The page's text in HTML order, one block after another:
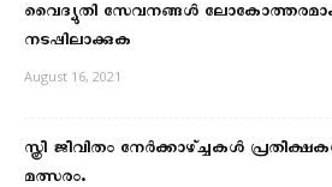
വൈദ്യുതി സേവനങ്ങള്‍
നടപ്പിലാക്കുക
August 16, 2021
സ്ത്രീ ജീവിതം നേർക്കാഴ്ച്ചകൾ
മത്സരം.